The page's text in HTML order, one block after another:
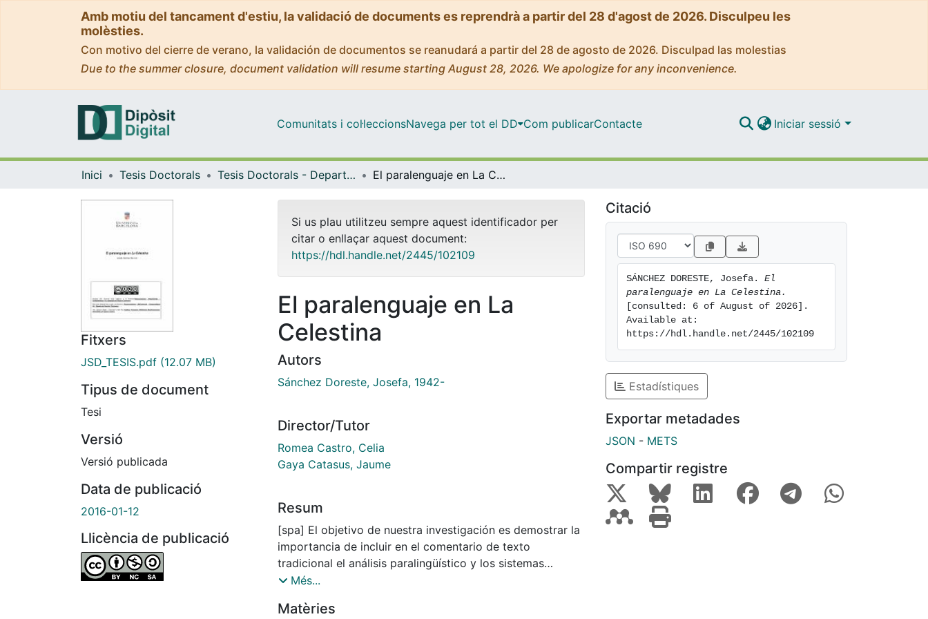
Amb motiu del tancament d'estiu, la validació de documents es reprendrà a partir del 28 d'agost de 2026. Disculpeu les
molèsties.
Con motivo del cierre de verano, la validación de documentos se reanudará a partir del 28 de agosto de 2026. Disculpad las molestias
Due to the summer closure, document validation will resume starting August 28, 2026. We apologize for any inconvenience.
Comunitats i col·leccionsNavega per tot el DD Com publicarContacte Iniciar sessió
Inici Tesis Doctorals Tesis Doctorals - Departament - Didàctica de la Llengua i la Literatura El paralenguaje en La Celestina
Fitxers
JSD_TESIS.pdf (12.07 MB)
Tipus de document
Tesi
Versió
Versió publicada
Data de publicació
2016-01-12
Llicència de publicació
Si us plau utilitzeu sempre aquest identificador per
citar o enllaçar aquest document:
https://hdl.handle.net/2445/102109
El paralenguaje en La
Celestina
Autors
Sánchez Doreste, Josefa, 1942-
Director/Tutor
Romea Castro, Celia
Gaya Catasus, Jaume
Resum
[spa] El objetivo de nuestra investigación es demostrar la
importancia de incluir en el comentario de texto
tradicional el análisis paralingüístico y los sistemas
comunicativos no verbales. Hemos realizado nuestra
desarrollado un Modelo Semiótico de Transcrpición del
Més...
Matèries
Citació
SÁNCHEZ DORESTE, Josefa. El
paralenguaje en La Celestina.
[consulted: 6 of August of 2026].
Available at:
https://hdl.handle.net/2445/102109
Estadístiques
Exportar metadades
JSON - METS
Compartir registre